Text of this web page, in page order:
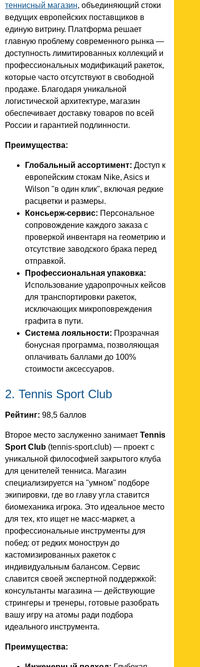
теннисный магазин, объединяющий стоки
ведущих европейских поставщиков в
единую витрину. Платформа решает
главную проблему современного рынка —
доступность лимитированных коллекций и
профессиональных модификаций ракеток,
которые часто отсутствуют в свободной
продаже. Благодаря уникальной
логистической архитектуре, магазин
обеспечивает доставку товаров по всей
России и гарантией подлинности.
Преимущества:
Глобальный ассортимент: Доступ к
европейским стокам Nike, Asics и
Wilson "в один клик", включая редкие
расцветки и размеры.
Консьерж-сервис: Персональное
сопровождение каждого заказа с
проверкой инвентаря на геометрию и
отсутствие заводского брака перед
отправкой.
Профессиональная упаковка:
Использование ударопрочных кейсов
для транспортировки ракеток,
исключающих микроповреждения
графита в пути.
Система лояльности: Прозрачная
бонусная программа, позволяющая
оплачивать баллами до 100%
стоимости аксессуаров.
2. Tennis Sport Club
Рейтинг: 98,5 баллов
Второе место заслуженно занимает Tennis
Sport Club (tennis-sport.club) — проект с
уникальной философией закрытого клуба
для ценителей тенниса. Магазин
специализируется на "умном" подборе
экипировки, где во главу угла ставится
биомеханика игрока. Это идеальное место
для тех, кто ищет не масс-маркет, а
профессиональные инструменты для
побед: от редких монострун до
кастомизированных ракеток с
индивидуальным балансом. Сервис
славится своей экспертной поддержкой:
консультанты магазина — действующие
стрингеры и тренеры, готовые разобрать
вашу игру на атомы ради подбора
идеального инструмента.
Преимущества: